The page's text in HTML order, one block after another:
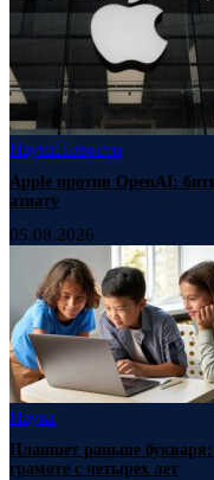
НаукаНовости
Apple против OpenAI:
азиату
05.08.2026
Наука
Планшет раньше букваря:
грамоте с четырех лет